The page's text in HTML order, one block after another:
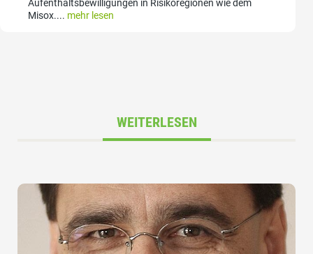
Aufenthaltsbewilligungen in Risikoregionen wie dem
Misox.... mehr lesen
WEITERLESEN